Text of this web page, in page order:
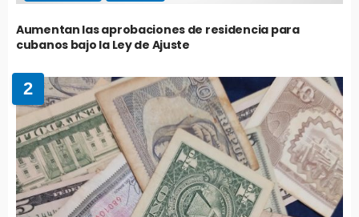
Aumentan las aprobaciones de residencia para
cubanos bajo la Ley de Ajuste
2